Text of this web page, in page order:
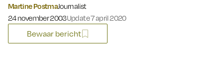
Martine PostmaJournalist
Gepubliceerd op:
24 november 2003Update 7 april 2020
Bewaar bericht